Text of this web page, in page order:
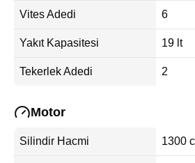
Vites Adedi 6
Yakıt Kapasitesi 19 lt
Tekerlek Adedi 2
Motor
Silindir Hacmi 1300